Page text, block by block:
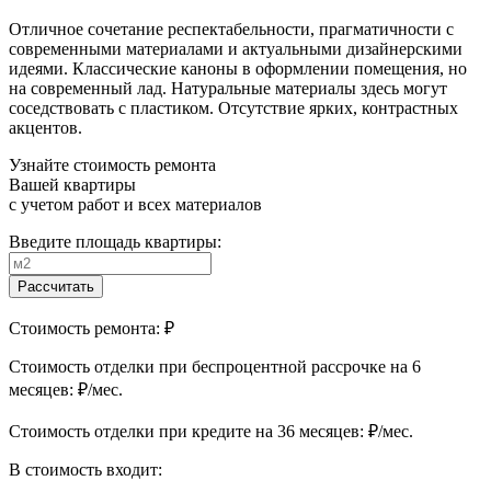
Отличное сочетание респектабельности, прагматичности с
современными материалами и актуальными дизайнерскими
идеями. Классические каноны в оформлении помещения, но
на современный лад. Натуральные материалы здесь могут
соседствовать с пластиком. Отсутствие ярких, контрастных
акцентов.
Узнайте стоимость ремонта
Вашей квартиры
с учетом работ и всех материалов
Введите площадь квартиры:
Рассчитать
Стоимость ремонта: ₽
Cтоимость отделки при беспроцентной рассрочке на 6
месяцев: ₽/мес.
Cтоимость отделки при кредите на 36 месяцев: ₽/мес.
В стоимость входит: